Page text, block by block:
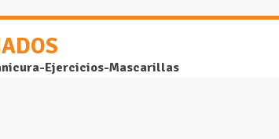
Ejercicios-Mascarillas